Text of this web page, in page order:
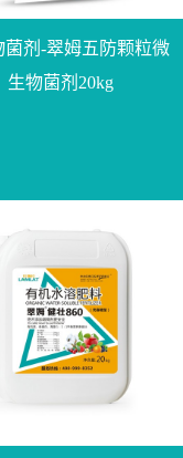
菌剂-翠姆五防颗粒微
生物菌剂20kg
名称】微生物菌剂
剂型】颗粒【产品
20kg【技术指标】
菌数≥10.0亿/克【增
】有机质≥40%;小分
碳≥23%;壳寡糖